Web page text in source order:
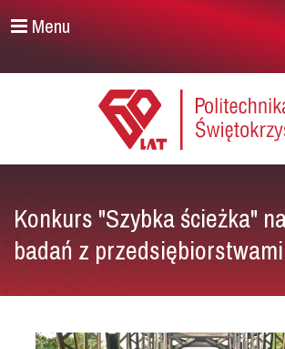
Menu
Konkurs "Szybka ścieżka"
badań z przedsiębiorstwami